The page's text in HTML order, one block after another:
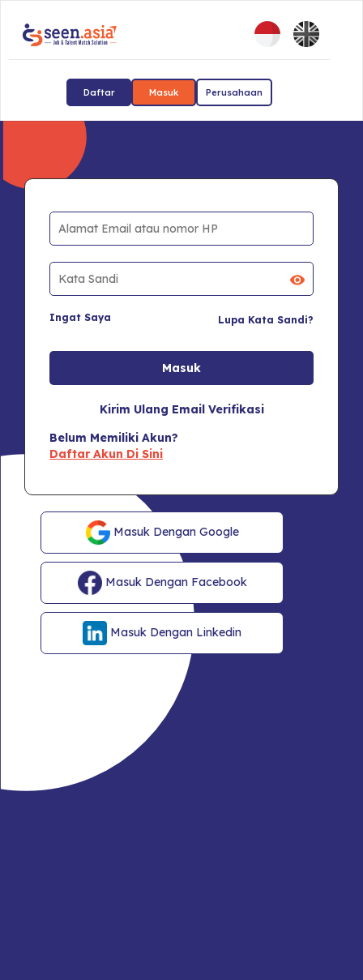
Daftar Masuk Perusahaan
Ingat Saya Lupa Kata Sandi?
Kirim Ulang Email Verifikasi
Belum Memiliki Akun?
Daftar Akun Di Sini
Masuk Dengan Google
Masuk Dengan Facebook
Masuk Dengan Linkedin